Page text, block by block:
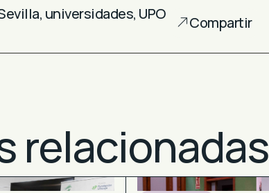
, universidades, UPO Compartir
relacionadas